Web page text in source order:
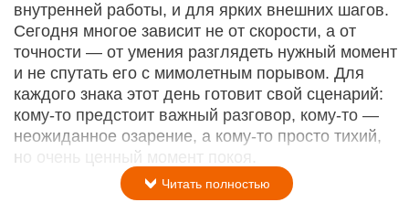
внутренней работы, и для ярких внешних шагов.
Сегодня многое зависит не от скорости, а от
точности — от умения разглядеть нужный момент
и не спутать его с мимолетным порывом. Для
каждого знака этот день готовит свой сценарий:
кому‑то предстоит важный разговор, кому‑то —
неожиданное озарение, а кому‑то просто тихий,
но очень ценный момент покоя.
Читать полностью